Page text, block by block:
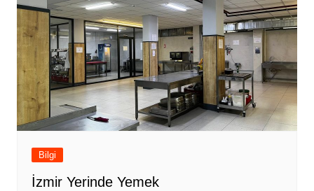
Bilgi
İzmir Yerinde Yemek